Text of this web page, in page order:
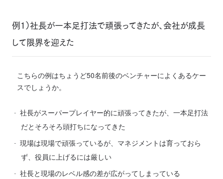
例1）社長が一本足打法で頑張ってきたが、会社が成長
して限界を迎えた
こちらの例はちょうど50名前後のベンチャーによくあるケー
スでしょうか。
社長がスーパープレイヤー的に頑張ってきたが、一本足打法
だとそろそろ頭打ちになってきた
現場は現場で頑張っているが、マネジメントは育っておら
ず、役員に上げるには厳しい
社長と現場のレベル感の差が広がってしまっている